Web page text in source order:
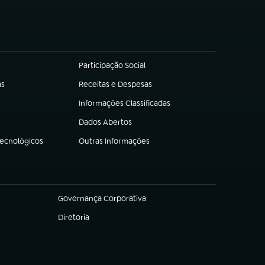
Participação Social
(abre em nova aba)
Receitas e Despesas
(abre em nova aba)
Informações Classificadas
(abre em nova aba)
Dados Abertos
(abre em nova aba)
Outras Informações
(abre em nova aba)
Governança Corporativa
(abre em nova aba)
Diretoria
(abre em nova aba)